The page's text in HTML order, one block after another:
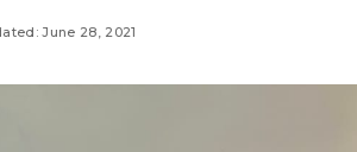
June 28, 2021